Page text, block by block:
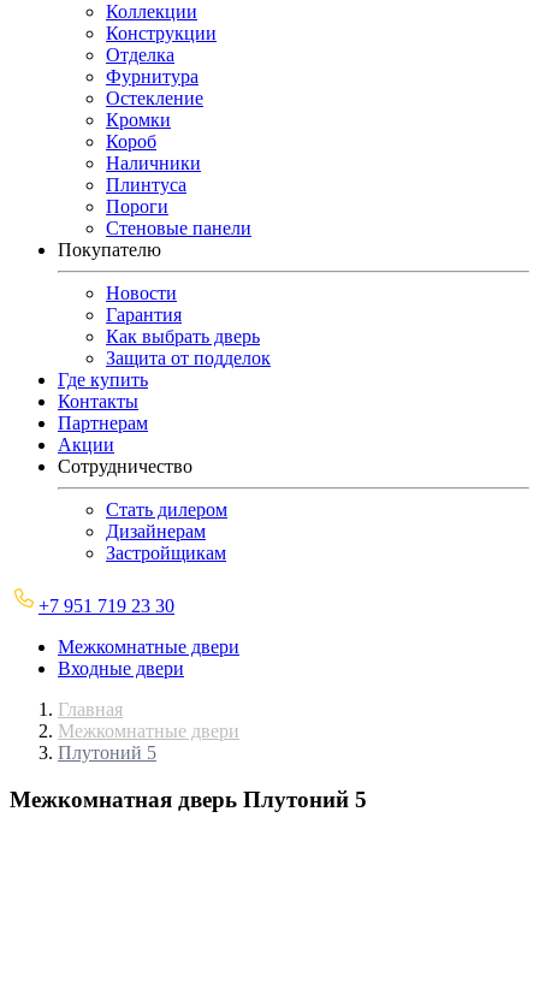
Коллекции
Конструкции
Отделка
Фурнитура
Остекление
Кромки
Короб
Наличники
Плинтуса
Пороги
Стеновые панели
Покупателю
Новости
Гарантия
Как выбрать дверь
Защита от подделок
Где купить
Контакты
Партнерам
Акции
Сотрудничество
Стать дилером
Дизайнерам
Застройщикам
+7 951 719 23 30
Межкомнатные двери
Входные двери
Главная
Межкомнатные двери
Плутоний 5
Межкомнатная дверь Плутоний 5